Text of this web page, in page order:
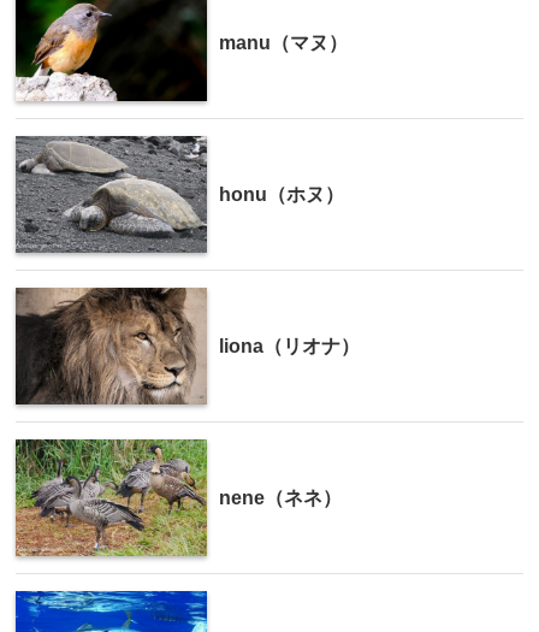
manu（マヌ）
honu（ホヌ）
liona（リオナ）
nene（ネネ）